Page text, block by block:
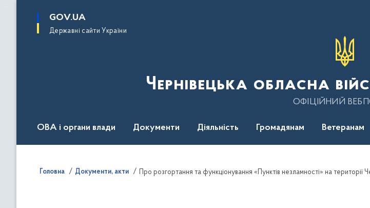
основного
GOV.UA
Державні сайти України
Чернівецька обласна
ОФІЦІЙНИЙ
ОВА і органи влади Документи Діяльність Громадянам Ветеранам
Головна Документи, акти Про розгортання та функціонування «Пунктів незламності» на території